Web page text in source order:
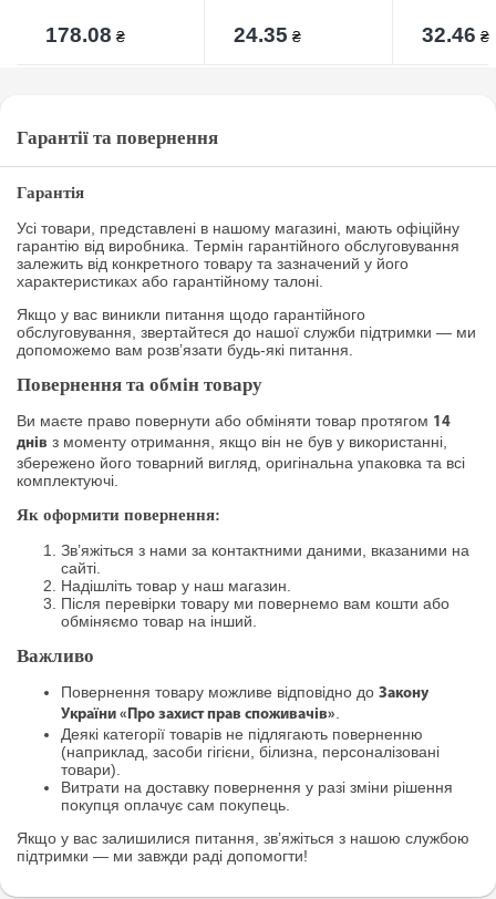
178.08 ₴ 24.35 ₴ 32.46 ₴
Гарантії та повернення
Гарантія
Усі товари, представлені в нашому магазині, мають офіційну
гарантію від виробника. Термін гарантійного обслуговування
залежить від конкретного товару та зазначений у його
характеристиках або гарантійному талоні.
Якщо у вас виникли питання щодо гарантійного
обслуговування, звертайтеся до нашої служби підтримки — ми
допоможемо вам розв’язати будь-які питання.
Повернення та обмін товару
Ви маєте право повернути або обміняти товар протягом 14
днів з моменту отримання, якщо він не був у використанні,
збережено його товарний вигляд, оригінальна упаковка та всі
комплектуючі.
Як оформити повернення:
Зв’яжіться з нами за контактними даними, вказаними на
сайті.
Надішліть товар у наш магазин.
Після перевірки товару ми повернемо вам кошти або
обміняємо товар на інший.
Важливо
Повернення товару можливе відповідно до Закону
України «Про захист прав споживачів».
Деякі категорії товарів не підлягають поверненню
(наприклад, засоби гігієни, білизна, персоналізовані
товари).
Витрати на доставку повернення у разі зміни рішення
покупця оплачує сам покупець.
Якщо у вас залишилися питання, зв’яжіться з нашою службою
підтримки — ми завжди раді допомогти!